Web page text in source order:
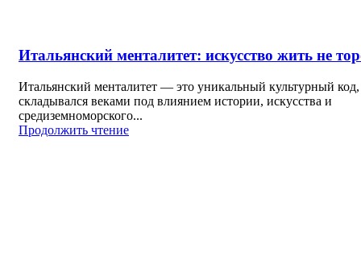
Итальянский менталитет: искусство жить не
Итальянский менталитет — это уникальный культурный
складывался веками под влиянием истории, искусства и
средиземноморского...
Продолжить чтение